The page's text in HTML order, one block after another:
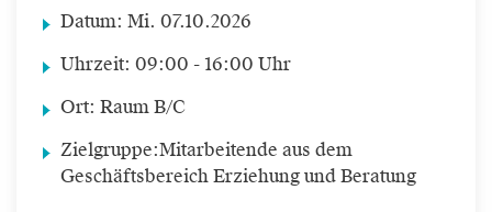
Datum: Mi. 07.10.2026
Uhrzeit: 09:00 - 16:00 Uhr
Ort: Raum B/C
Zielgruppe:Mitarbeitende aus dem
Geschäftsbereich Erziehung und Beratung